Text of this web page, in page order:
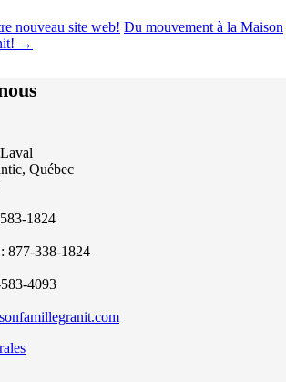
nouveau site web! Du mouvement à la Maison
→
Québec
1824
877-338-1824
4093